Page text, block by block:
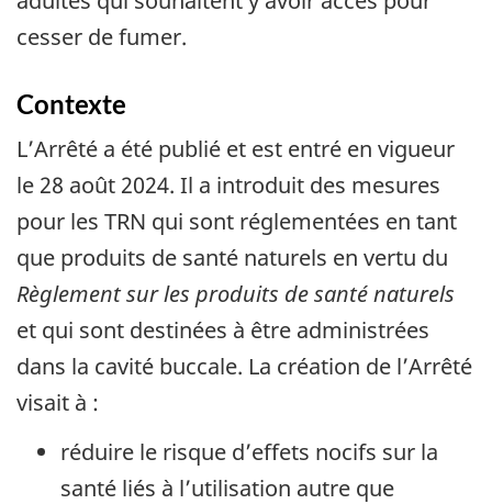
cesser de fumer.
Contexte
L’Arrêté a été publié et est entré en vigueur
le 28 août 2024. Il a introduit des mesures
pour les TRN qui sont réglementées en tant
que produits de santé naturels en vertu du
Règlement sur les produits de santé naturels
et qui sont destinées à être administrées
dans la cavité buccale. La création de l’Arrêté
visait à :
réduire le risque d’effets nocifs sur la
santé liés à l’utilisation autre que